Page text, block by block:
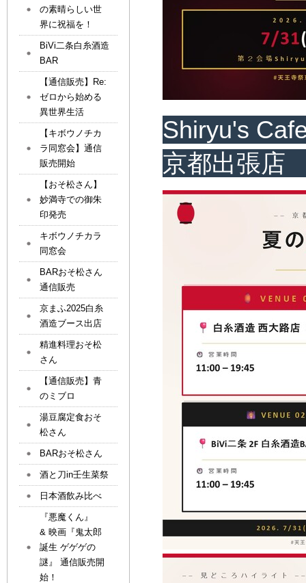
Shiryu's
京都出張
の素晴らしい世
界に祝福を！
BiVi二条白糸酒造
BAR
【通信販売】Re:
ゼロから始める
異世界生活
【キボウノチカ
ラ同窓会】通信
販売開始
【おそ松さん】
妙満寺での御朱
印発売
キボウノチカラ
同窓会
BARおそ松さん
通信販売
京まふ2025白糸
酒造ブース出店
精進料理おそ松
さん
【通信販売】青
のミブロ
湯豆腐定食おそ
松さん
BARおそ松さん
酒と刀in壬生菜祭
日本酒飲み比べ
『悪魔くん』
& 映画『鬼太郎
誕生 ゲゲゲの
謎』 通信販売開
始！